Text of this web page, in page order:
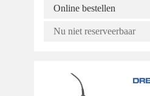
Online bestellen
Nu niet reserveerbaar